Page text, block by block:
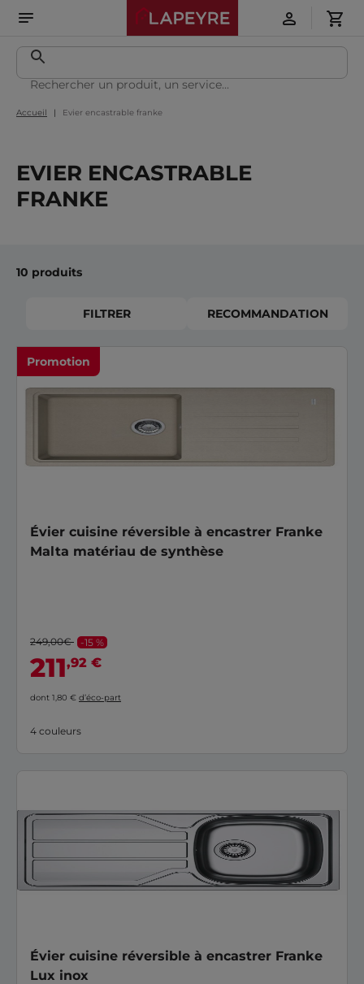
Accueil Evier encastrable franke
EVIER ENCASTRABLE
FRANKE
10 produits
FILTRER RECOMMANDATION
Promotion
Évier cuisine réversible à encastrer Franke
Malta matériau de synthèse
249,00€ -15 %
211,92 €
dont 1,80 € d’éco-part
4 couleurs
Évier cuisine réversible à encastrer Franke
Lux inox